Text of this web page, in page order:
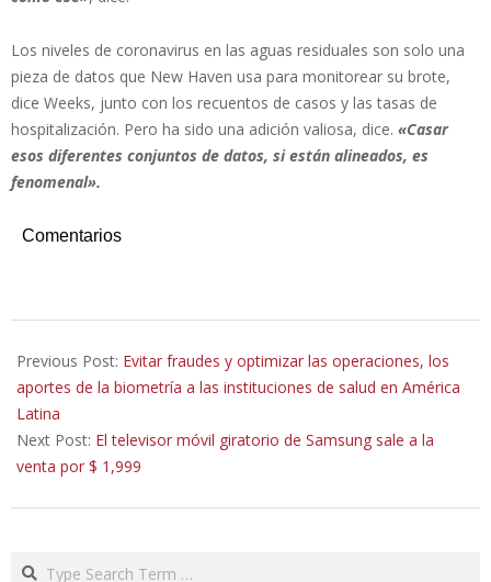
Los niveles de coronavirus en las aguas residuales son solo una
pieza de datos que New Haven usa para monitorear su brote,
dice Weeks, junto con los recuentos de casos y las tasas de
hospitalización. Pero ha sido una adición valiosa, dice. «Casar
esos diferentes conjuntos de datos, si están alineados, es
fenomenal».
Comentarios
06-
10
Previous Post: Evitar fraudes y optimizar las operaciones, los
aportes de la biometría a las instituciones de salud en América
Latina
Next Post: El televisor móvil giratorio de Samsung sale a la
venta por $ 1,999
Search